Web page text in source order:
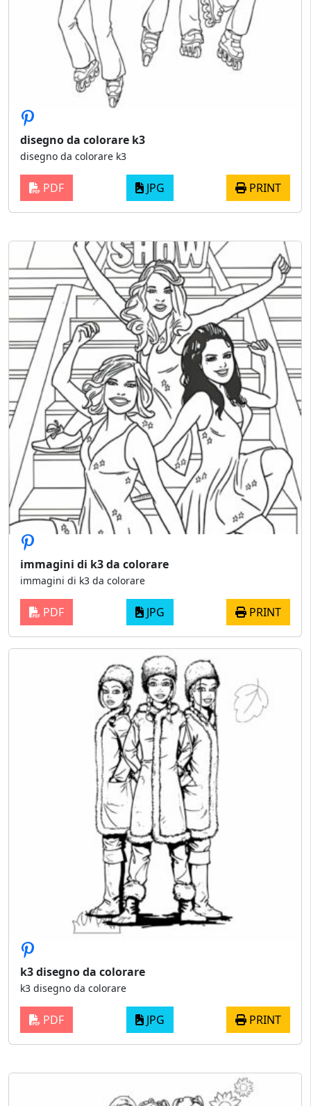
disegno da colorare k3
disegno da colorare k3
PDF JPG PRINT
immagini di k3 da colorare
immagini di k3 da colorare
PDF JPG PRINT
k3 disegno da colorare
k3 disegno da colorare
PDF JPG PRINT